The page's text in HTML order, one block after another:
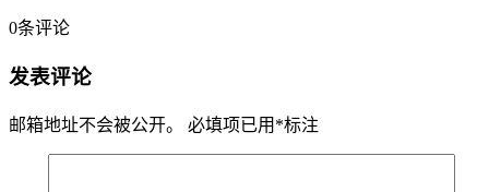
0条评论
发表评论
邮箱地址不会被公开。 必填项已用 *标注